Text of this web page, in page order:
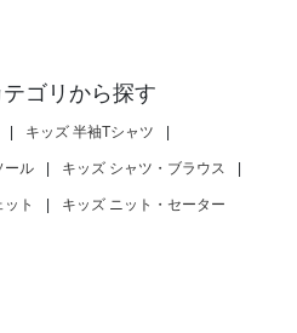
ゴリから探す
キッズ 半袖Tシャツ
ール キッズ シャツ・ブラウス
ト キッズ ニット・セーター